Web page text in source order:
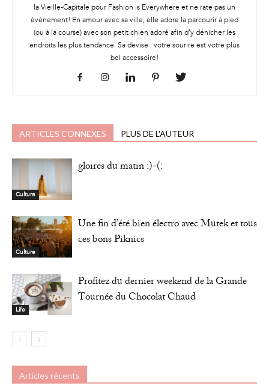
la Vieille-Capitale pour Fashion is Everywhere et ne rate pas un
évènement! En amour avec sa ville, elle adore la parcourir à pied
(ou à la course) avec son petit chien adoré afin d’y dénicher les
endroits les plus tendance. Sa devise : votre sourire est votre plus
bel accessoire!
ARTICLES CONNEXES PLUS DE L'AUTEUR
Culture
gloires du matin :)-(:
Culture
Une fin d’été bien électro avec Mutek et tous
ces bons Piknics
Life
Profitez du dernier weekend de la Grande
Tournée du Chocolat Chaud
Articles récents